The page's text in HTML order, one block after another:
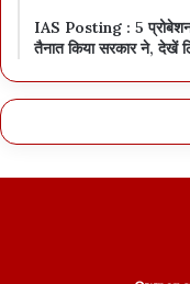
IAS Posting : 5
तैनात किया सरकार ने, देखें